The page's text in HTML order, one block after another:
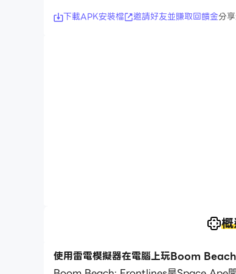
下載APK安裝檔
邀請好友並賺取回饋金分享
使用雷電模擬器在電腦上玩Boom